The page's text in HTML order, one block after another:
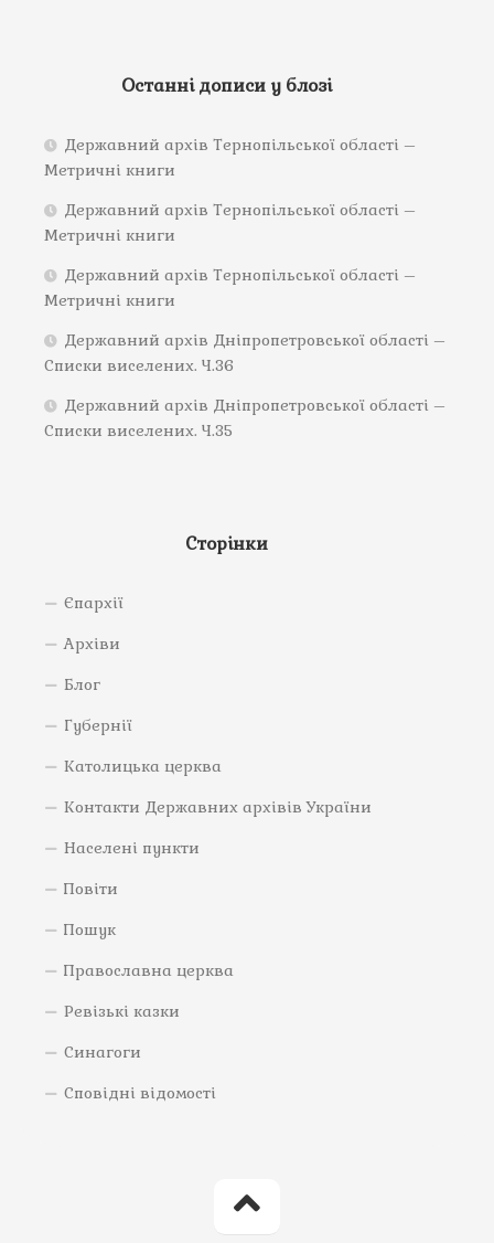
Останні дописи у блозі
Державний архів Тернопільської області –
Метричні книги
Державний архів Тернопільської області –
Метричні книги
Державний архів Тернопільської області –
Метричні книги
Державний архів Дніпропетровської області –
Списки виселених. Ч.36
Державний архів Дніпропетровської області –
Списки виселених. Ч.35
Сторінки
Єпархії
Архіви
Блог
Губернії
Католицька церква
Контакти Державних архівів України
Населені пункти
Повіти
Пошук
Православна церква
Ревізькі казки
Синагоги
Сповідні відомості